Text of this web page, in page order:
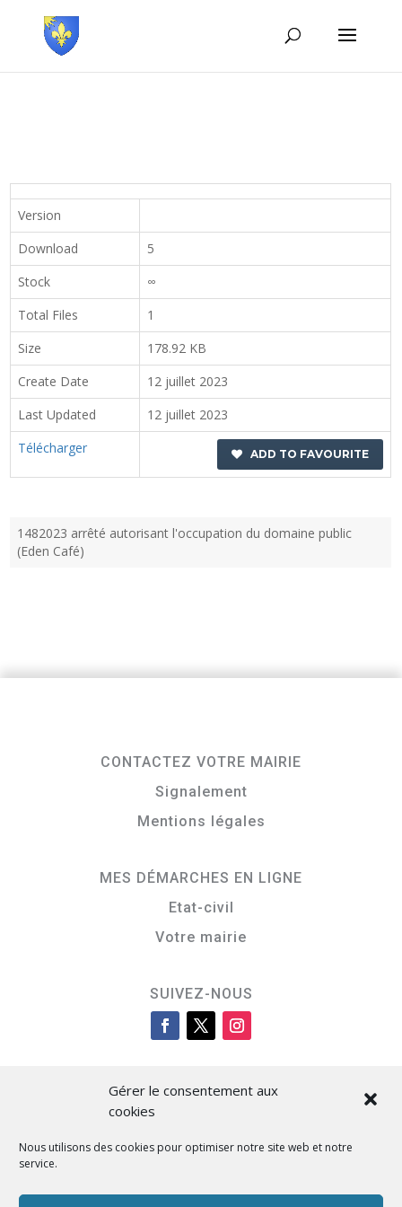
Gérer le consentement aux
cookies
Nous utilisons des cookies pour optimiser notre site web et notre
service.
Version
Download
5
Stock
∞
Total Files
1
Size
178.92 KB
Create Date
12 juillet 2023
Last Updated
12 juillet 2023
Télécharger
ADD TO FAVOURITE
1482023 arrêté autorisant l'occupation du domaine public
(Eden Café)
CONTACTEZ VOTRE MAIRIE
Signalement
Mentions légales
MES DÉMARCHES EN LIGNE
Etat-civil
Votre mairie
SUIVEZ-NOUS
Cità di L’Isula